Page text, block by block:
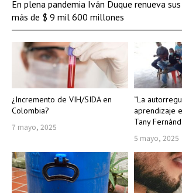
¿Incremento de VIH/SIDA en
Colombia?
7 mayo, 2025
“La
aprendizaje
Tany
5 mayo, 2025
En plena pandemia Iván Duque renueva
más de $ 9 mil 600 millones